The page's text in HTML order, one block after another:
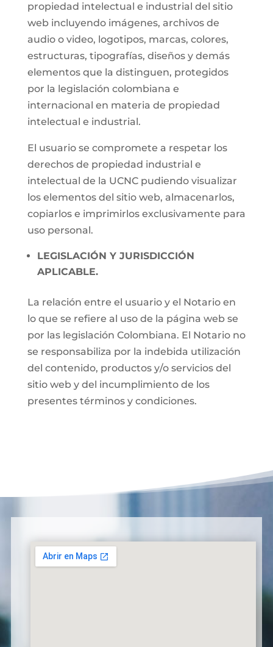
propiedad intelectual e industrial del sitio
web incluyendo imágenes, archivos de
audio o video, logotipos, marcas, colores,
estructuras, tipografías, diseños y demás
elementos que la distinguen, protegidos
por la legislación colombiana e
internacional en materia de propiedad
intelectual e industrial.
El usuario se compromete a respetar los
derechos de propiedad industrial e
intelectual de la UCNC pudiendo visualizar
los elementos del sitio web, almacenarlos,
copiarlos e imprimirlos exclusivamente para
uso personal.
LEGISLACIÓN Y JURISDICCIÓN
APLICABLE.
La relación entre el usuario y el Notario en
lo que se refiere al uso de la página web se
por las legislación Colombiana. El Notario no
se responsabiliza por la indebida utilización
del contenido, productos y/o servicios del
sitio web y del incumplimiento de los
presentes términos y condiciones.